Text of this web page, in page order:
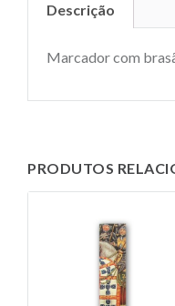
Descrição
Marcador com
PRODUTOS